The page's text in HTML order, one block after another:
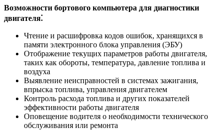
Возможности бортового компьютера для диагностики
двигателя⁚
Чтение и расшифровка кодов ошибок, хранящихся в
памяти электронного блока управления (ЭБУ)
Отображение текущих параметров работы двигателя,
таких как обороты, температура, давление топлива и
воздуха
Выявление неисправностей в системах зажигания,
впрыска топлива, управления двигателем
Контроль расхода топлива и других показателей
эффективности работы двигателя
Оповещение водителя о необходимости технического
обслуживания или ремонта